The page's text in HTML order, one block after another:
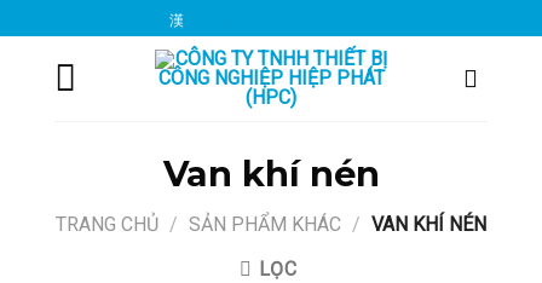
đến
info@hiepphat.com.vn
Van khí nén
TRANG CHỦ / SẢN PHẨM KHÁC / VAN KHÍ NÉN
LỌC